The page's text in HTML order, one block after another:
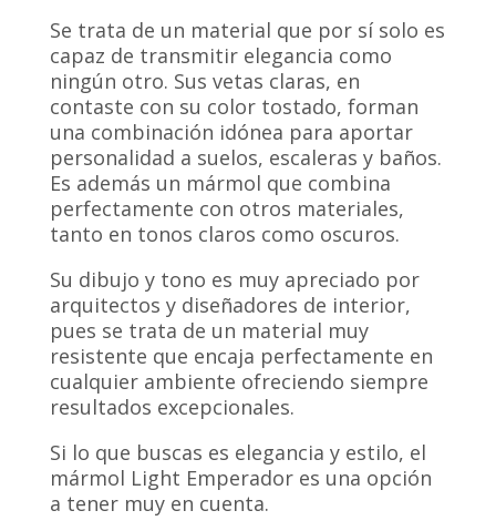
Se trata de un material que por sí solo es
capaz de transmitir elegancia como
ningún otro. Sus vetas claras, en
contaste con su color tostado, forman
una combinación idónea para aportar
personalidad a suelos, escaleras y baños.
Es además un mármol que combina
perfectamente con otros materiales,
tanto en tonos claros como oscuros.
Su dibujo y tono es muy apreciado por
arquitectos y diseñadores de interior,
pues se trata de un material muy
resistente que encaja perfectamente en
cualquier ambiente ofreciendo siempre
resultados excepcionales.
Si lo que buscas es elegancia y estilo, el
mármol Light Emperador es una opción
a tener muy en cuenta.